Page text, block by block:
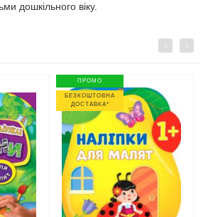
дошкільного віку.
Previous
ПРОМО
БЕЗКОШТОВНА
ДОСТАВКА*
Next